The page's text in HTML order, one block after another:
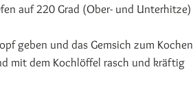
auf 220 Grad (Ober- und Unterhitze)
geben und das Gemsich zum Kochen
mit dem Kochlöffel rasch und kräftig